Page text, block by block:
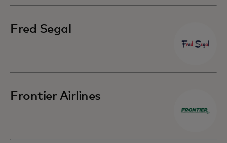
Fred Segal
Frontier Airlines